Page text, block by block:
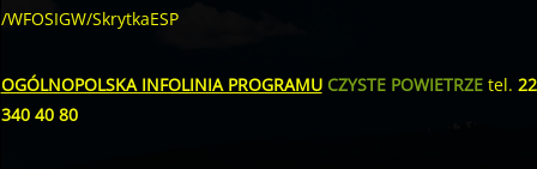
/WFOSIGW/SkrytkaESP
OGÓLNOPOLSKA INFOLINIA PROGRAMUCZYSTE POWIETRZEtel. 22
340 40 80